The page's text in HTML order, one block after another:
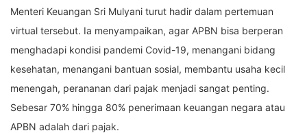
Menteri Keuangan Sri Mulyani turut hadir dalam pertemuan
virtual tersebut. Ia menyampaikan, agar APBN bisa berperan
menghadapi kondisi pandemi Covid-19, menangani bidang
kesehatan, menangani bantuan sosial, membantu usaha kecil
menengah, perananan dari pajak menjadi sangat penting.
Sebesar 70% hingga 80% penerimaan keuangan negara atau
APBN adalah dari pajak.